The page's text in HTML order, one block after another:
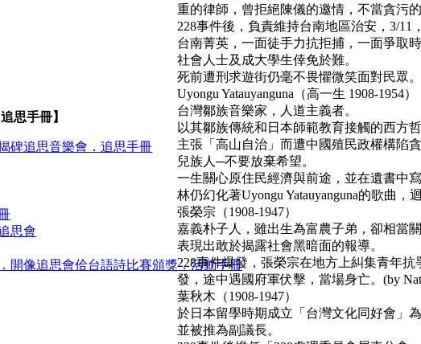
重的律師，曾拒絕陳儀的邀情，不當貪污的
228事件後，負責維持台南地區治安，3/
台南菁英，一面徒手力抗拒捕，一面爭取
社會人士及成大學生倖免於難。
死前遭刑求遊街仍毫不畏懼微笑面對民眾。
Uyongu Yatauyanguna（高一生 1908-1954）
台灣鄒族音樂家，人道主義者。
以其鄒族傳統和日本師範教育接觸的西方
主張「高山自治」而遭中國殖民政權構陷
兒族人─不要放棄希望。
一生關心原住民經濟與前途，並在遺書中
林仍幻化著Uyongu Yatauyanguna的歌曲，
張榮宗（1908-1947）
嘉義朴子人，雖出生為富農子弟，卻相當
表現出敢於揭露社會黑暗面的報導。
228事件爆發，張榮宗在地方上糾集青年
發，途中遇國府軍伏擊，當場身亡。(by
葉秋木（1908-1947）
於日本留學時期成立「台灣文化同好會」
並被推為副議長。
思手冊】
碑追思音樂會．追思手冊
思會
開像追思會佮台語詩比賽頒獎．活動手冊